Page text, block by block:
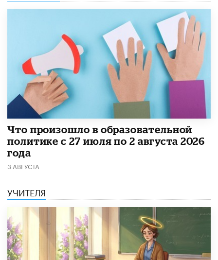
​Что произошло в образовательной
политике с 27 июля по 2 августа 2026
года
3 АВГУСТА
УЧИТЕЛЯ